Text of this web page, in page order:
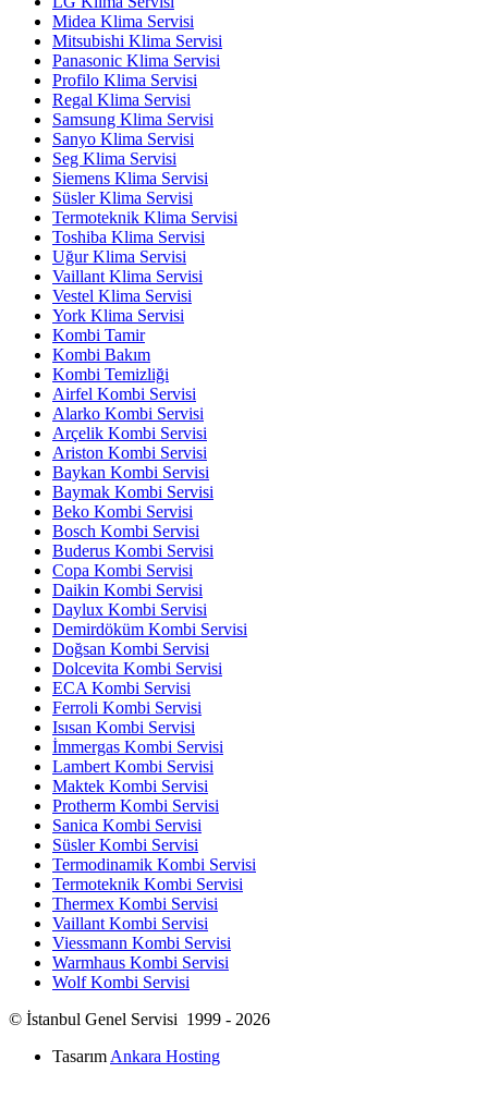
Midea Klima Servisi
Mitsubishi Klima Servisi
Panasonic Klima Servisi
Profilo Klima Servisi
Regal Klima Servisi
Samsung Klima Servisi
Sanyo Klima Servisi
Seg Klima Servisi
Siemens Klima Servisi
Süsler Klima Servisi
Termoteknik Klima Servisi
Toshiba Klima Servisi
Uğur Klima Servisi
Vaillant Klima Servisi
Vestel Klima Servisi
York Klima Servisi
Kombi Tamir
Kombi Bakım
Kombi Temizliği
Airfel Kombi Servisi
Alarko Kombi Servisi
Arçelik Kombi Servisi
Ariston Kombi Servisi
Baykan Kombi Servisi
Baymak Kombi Servisi
Beko Kombi Servisi
Bosch Kombi Servisi
Buderus Kombi Servisi
Copa Kombi Servisi
Daikin Kombi Servisi
Daylux Kombi Servisi
Demirdöküm Kombi Servisi
Doğsan Kombi Servisi
Dolcevita Kombi Servisi
ECA Kombi Servisi
Ferroli Kombi Servisi
Isısan Kombi Servisi
İmmergas Kombi Servisi
Lambert Kombi Servisi
Maktek Kombi Servisi
Protherm Kombi Servisi
Sanica Kombi Servisi
Süsler Kombi Servisi
Termodinamik Kombi Servisi
Termoteknik Kombi Servisi
Thermex Kombi Servisi
Vaillant Kombi Servisi
Viessmann Kombi Servisi
Warmhaus Kombi Servisi
Wolf Kombi Servisi
© İstanbul Genel Servisi 1999 - 2026
Tasarım Ankara Hosting